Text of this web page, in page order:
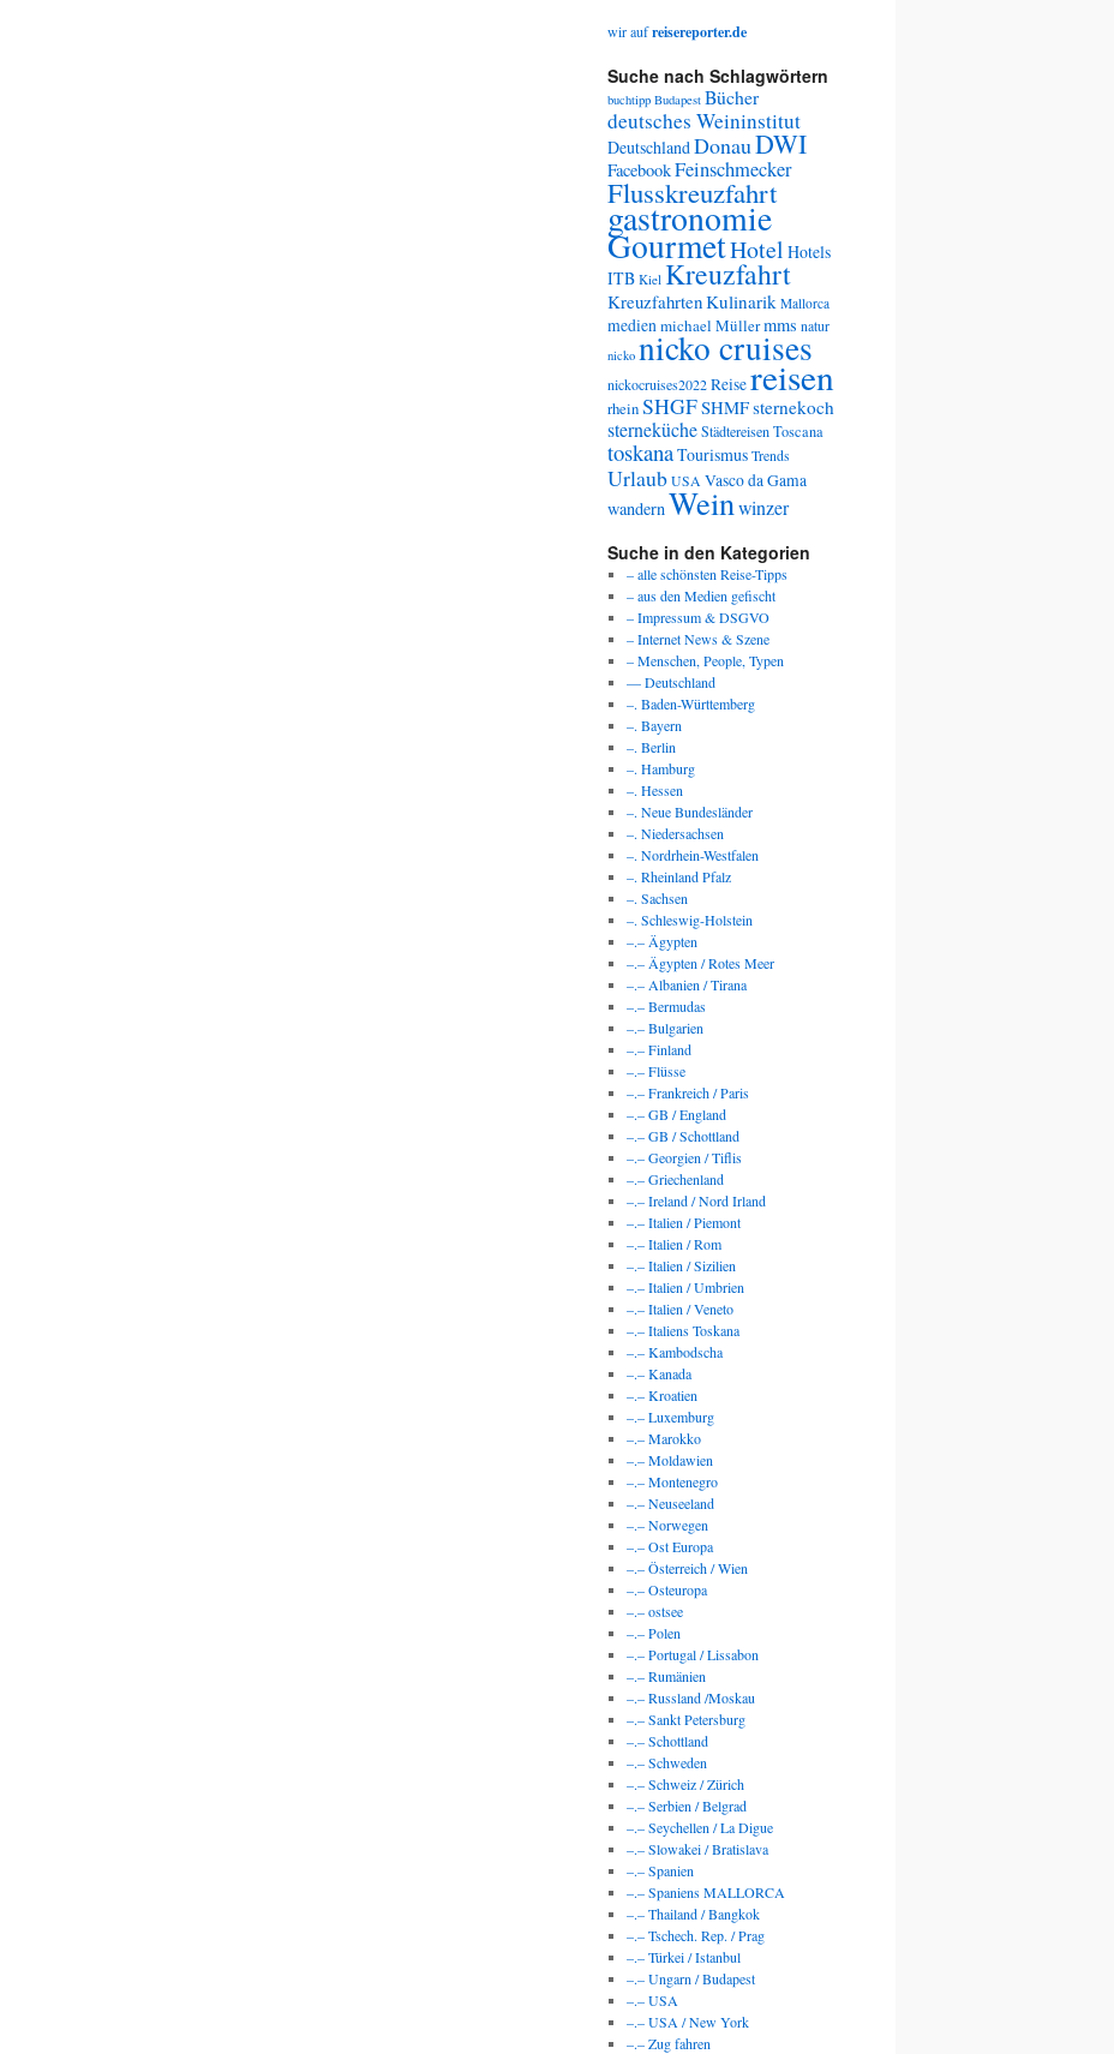
wir aufreisereporter.de
Suche nach Schlagwörtern
buchtipp Budapest Bücher
deutsches Weininstitut
DeutschlandDonauDWI
FacebookFeinschmecker
Flusskreuzfahrt
gastronomie
GourmetHotel Hotels
ITB Kiel Kreuzfahrt
KreuzfahrtenKulinarik Mallorca
medienmichael Müllermms natur
nicko nicko cruises
nickocruises2022Reisereisen
rheinSHGFSHMFsternekoch
sternekücheStädtereisenToscana
toskanaTourismus Trends
Urlaub USA Vasco da Gama
wandernWeinwinzer
Suche in den Kategorien
– alle schönsten Reise-Tipps
– aus den Medien gefischt
– Impressum & DSGVO
– Internet News & Szene
– Menschen, People, Typen
— Deutschland
–. Baden-Württemberg
–. Bayern
–. Berlin
–. Hamburg
–. Hessen
–. Neue Bundesländer
–. Niedersachsen
–. Nordrhein-Westfalen
–. Rheinland Pfalz
–. Sachsen
–. Schleswig-Holstein
–.– Ägypten
–.– Ägypten / Rotes Meer
–.– Albanien / Tirana
–.– Bermudas
–.– Bulgarien
–.– Finland
–.– Flüsse
–.– Frankreich / Paris
–.– GB / England
–.– GB / Schottland
–.– Georgien / Tiflis
–.– Griechenland
–.– Ireland / Nord Irland
–.– Italien / Piemont
–.– Italien / Rom
–.– Italien / Sizilien
–.– Italien / Umbrien
–.– Italien / Veneto
–.– Italiens Toskana
–.– Kambodscha
–.– Kanada
–.– Kroatien
–.– Luxemburg
–.– Marokko
–.– Moldawien
–.– Montenegro
–.– Neuseeland
–.– Norwegen
–.– Ost Europa
–.– Österreich / Wien
–.– Osteuropa
–.– ostsee
–.– Polen
–.– Portugal / Lissabon
–.– Rumänien
–.– Russland /Moskau
–.– Sankt Petersburg
–.– Schottland
–.– Schweden
–.– Schweiz / Zürich
–.– Serbien / Belgrad
–.– Seychellen / La Digue
–.– Slowakei / Bratislava
–.– Spanien
–.– Spaniens MALLORCA
–.– Thailand / Bangkok
–.– Tschech. Rep. / Prag
–.– Türkei / Istanbul
–.– Ungarn / Budapest
–.– USA
–.– USA / New York
–.– Zug fahren